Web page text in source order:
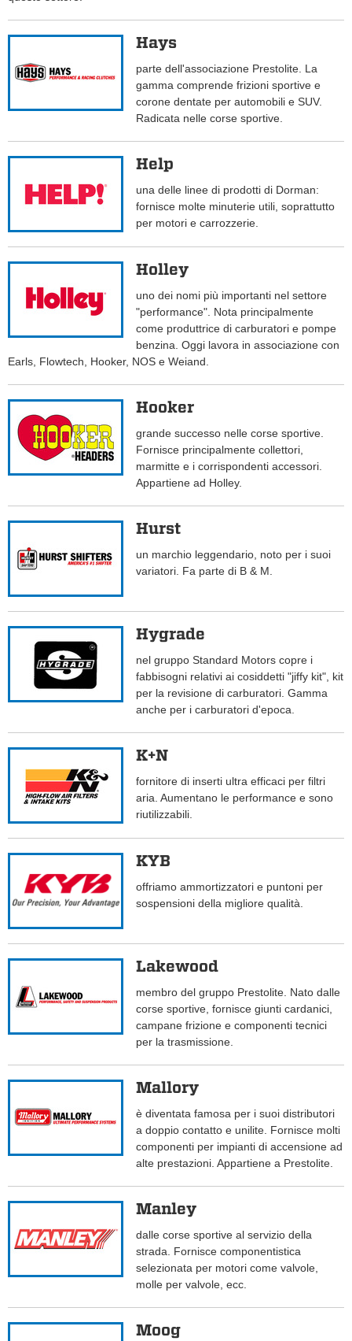
Hays
parte dell'associazione Prestolite. La
gamma comprende frizioni sportive e
corone dentate per automobili e SUV.
Radicata nelle corse sportive.
Help
una delle linee di prodotti di Dorman:
fornisce molte minuterie utili, soprattutto
per motori e carrozzerie.
Holley
uno dei nomi più importanti nel settore
"performance". Nota principalmente
come produttrice di carburatori e pompe
benzina. Oggi lavora in associazione con
Earls, Flowtech, Hooker, NOS e Weiand.
Hooker
grande successo nelle corse sportive.
Fornisce principalmente collettori,
marmitte e i corrispondenti accessori.
Appartiene ad Holley.
Hurst
un marchio leggendario, noto per i suoi
variatori. Fa parte di B & M.
Hygrade
nel gruppo Standard Motors copre i
fabbisogni relativi ai cosiddetti "jiffy kit", kit
per la revisione di carburatori. Gamma
anche per i carburatori d'epoca.
K+N
fornitore di inserti ultra efficaci per filtri
aria. Aumentano le performance e sono
riutilizzabili.
KYB
offriamo ammortizzatori e puntoni per
sospensioni della migliore qualità.
Lakewood
membro del gruppo Prestolite. Nato dalle
corse sportive, fornisce giunti cardanici,
campane frizione e componenti tecnici
per la trasmissione.
Mallory
è diventata famosa per i suoi distributori
a doppio contatto e unilite. Fornisce molti
componenti per impianti di accensione ad
alte prestazioni. Appartiene a Prestolite.
Manley
dalle corse sportive al servizio della
strada. Fornisce componentistica
selezionata per motori come valvole,
molle per valvole, ecc.
Moog